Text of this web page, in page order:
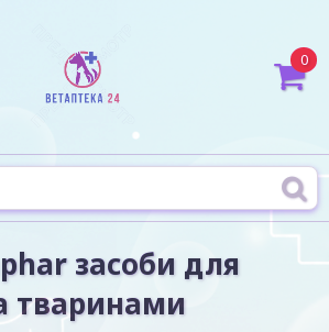
0
засоби для
тваринами